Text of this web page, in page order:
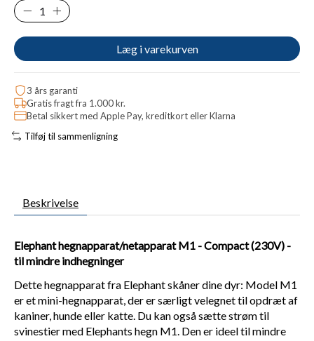
Læg i varekurven
3 års garanti
Gratis fragt fra 1.000 kr.
Betal sikkert med Apple Pay, kreditkort eller Klarna
Tilføj til sammenligning
Beskrivelse
Elephant hegnapparat/netapparat M1 - Compact (230V) -
til mindre indhegninger
Dette hegnapparat fra Elephant skåner dine dyr: Model M1
er et mini-hegnapparat, der er særligt velegnet til opdræt af
kaniner, hunde eller katte. Du kan også sætte strøm til
svinestier med Elephants hegn M1. Den er ideel til mindre